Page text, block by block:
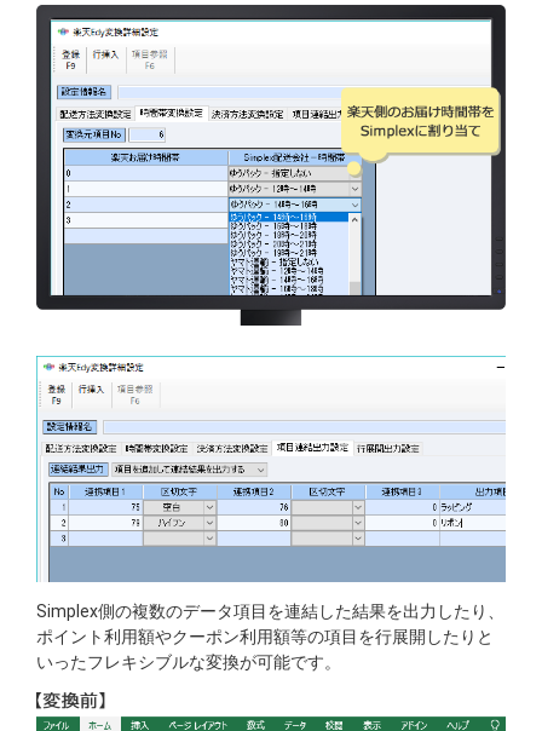
Simplex側の複数のデータ項目を連結した結果を出力したり、
ポイント利用額やクーポン利用額等の項目を行展開したりと
いったフレキシブルな変換が可能です。